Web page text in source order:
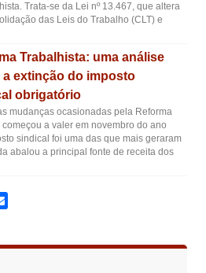
Trata-se da Lei nº 13.467, que altera
das Leis do Trabalho (CLT) e
Trabalhista: uma análise
a extinção do imposto
obrigatório
mudanças ocasionadas pela Reforma
a valer em novembro do ano
sindical foi uma das que mais geraram
abalou a principal fonte de receita dos